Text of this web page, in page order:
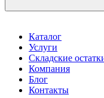
Каталог
Услуги
Складские
Компания
Блог
Контакты